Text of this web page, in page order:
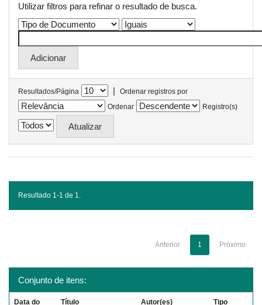
Utilizar filtros para refinar o resultado de busca.
Resultados/Página |
Ordenar registros por
Ordenar
Registro(s)
Resultado 1-1 de 1.
Anterior 1 Próximo
Conjunto de itens:
Data do
Título Autor(es) Tipo